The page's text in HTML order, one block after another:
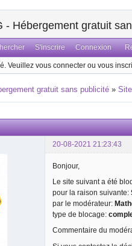
- Hébergement gratuit
S'inscrire Connexion
Veuillez vous connecter ou vous
gratuit sans publicité »
20-08-2021 21:23:43
Bonjour,
Le site suivant a été
pour la raison suivante:
par le modérateur:
type de blocage:
Commentaire du